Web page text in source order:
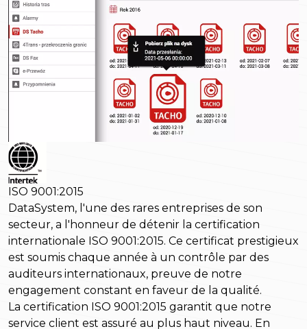
ISO 9001:2015
DataSystem, l'une des rares entreprises de son
secteur, a l'honneur de détenir la certification
internationale ISO 9001:2015. Ce certificat prestigieux
est soumis chaque année à un contrôle par des
auditeurs internationaux, preuve de notre
engagement constant en faveur de la qualité.
La certification ISO 9001:2015 garantit que notre
service client est assuré au plus haut niveau. En